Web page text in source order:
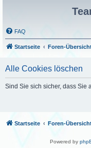
FAQ
Startseite Foren-
Alle Cookies löschen
Sind Sie sich sicher, dass Sie
Startseite Foren-
Powered by